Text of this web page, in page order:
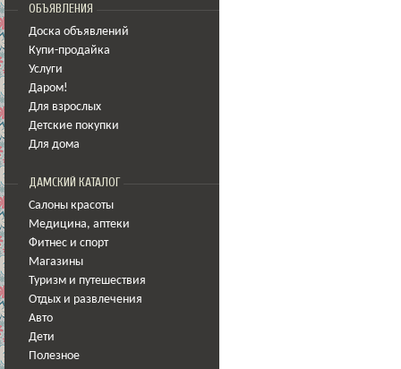
ОБЪЯВЛЕНИЯ
Доска объявлений
Купи-продайка
Услуги
Даром!
Для взрослых
Детские покупки
Для дома
ДАМСКИЙ КАТАЛОГ
Салоны красоты
Медицина, аптеки
Фитнес и спорт
Магазины
Туризм и путешествия
Отдых и развлечения
Авто
Дети
Полезное